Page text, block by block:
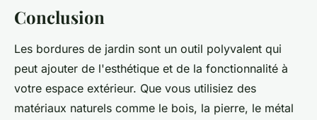
Conclusion
Les bordures de jardin sont un outil polyvalent qui
peut ajouter de l'esthétique et de la fonctionnalité à
votre espace extérieur. Que vous utilisiez des
matériaux naturels comme le bois, la pierre, le métal